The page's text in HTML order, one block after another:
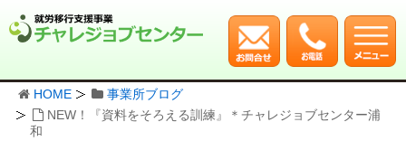
HOME
事業所ブログ
NEW！『資料をそろえる訓練』＊チャレジョブセンター浦
和